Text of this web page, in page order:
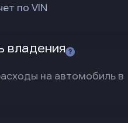
по VIN
владения
на автомобиль в